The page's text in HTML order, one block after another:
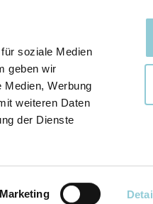
soziale Medien
geben wir
Medien, Werbung
weiteren Daten
der Dienste
Marketing